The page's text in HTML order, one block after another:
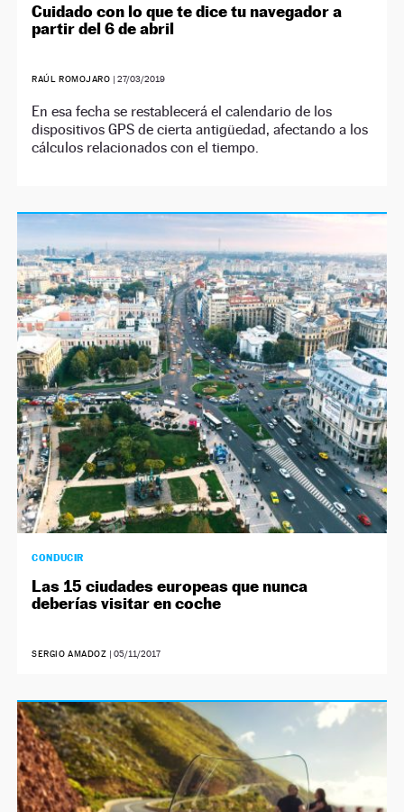
Cuidado con lo que te dice tu navegador a
partir del 6 de abril
RAÚL ROMOJARO | 27/03/2019
En esa fecha se restablecerá el calendario de los
dispositivos GPS de cierta antigüedad, afectando a los
cálculos relacionados con el tiempo.
CONDUCIR
Las 15 ciudades europeas que nunca
deberías visitar en coche
SERGIO AMADOZ | 05/11/2017